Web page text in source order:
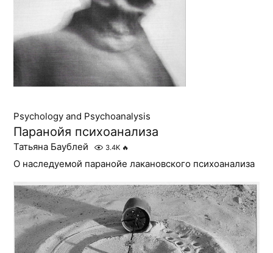
Psychology and Psychoanalysis
Паранойя психоанализа
Татьяна Баублей 3.4K 🔥
О наследуемой паранойе лакановского психоанализа